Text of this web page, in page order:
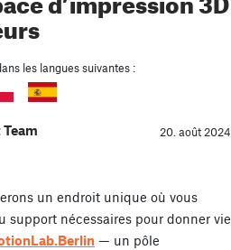
les langues suivantes :
20. août 2024
un endroit unique où vous
support nécessaires pour donner vie
— un pôle